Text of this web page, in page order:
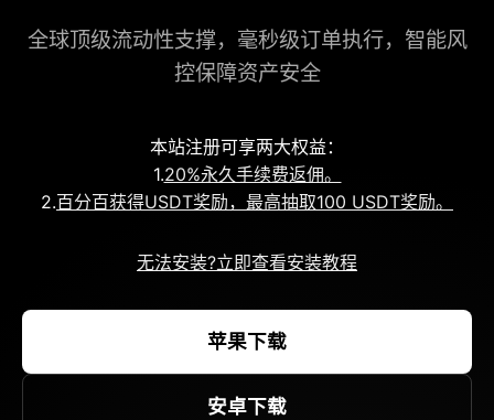
全球顶级流动性支撑，毫秒级订单执行，智能风
控保障资产安全
本站注册可享两大权益：
1.20%永久手续费返佣。
2.百分百获得USDT奖励，最高抽取100 USDT奖励。
无法安装?立即查看安装教程
苹果下载
安卓下载